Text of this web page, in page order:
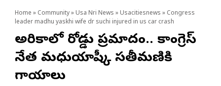
Home » Community» Usa Nri News » Usacitiesnews » Congress
leader madhu yaskhi wife dr suchi injured in us car crash
అమెరికాలో రోడ్డు ప్రమాదం.. కాంగ్రెస్
నేత మధుయాష్కీ సతీమణికి
గాయాలు